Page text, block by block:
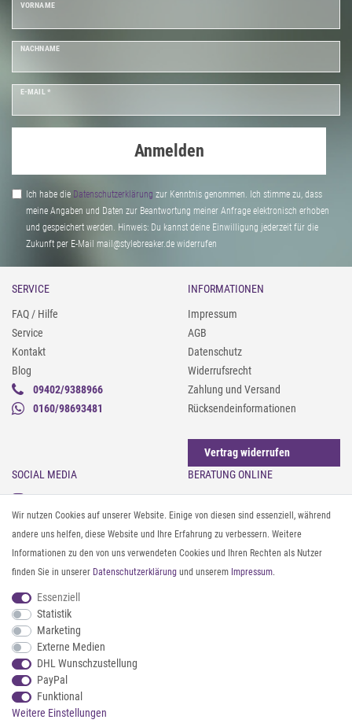
VORNAME
NACHNAME
E-MAIL *
Anmelden
Ich habe die Daten­schutz­erklärung zur Kenntnis genommen. Ich stimme zu, dass
meine Angaben und Daten zur Beantwortung meiner Anfrage elektronisch erhoben
und gespeichert werden. Hinweis: Du kannst deine Einwilligung jederzeit für die
Zukunft per E-Mail mail@stylebreaker.de widerrufen
SERVICE
FAQ / Hilfe
Service
Kontakt
Blog
09402/9388966
0160/98693481
INFORMATIONEN
Impressum
AGB
Datenschutz
Widerrufsrecht
Zahlung und Versand
Rücksendeinformationen
Vertrag widerrufen
SOCIAL MEDIA
Instagram
Facebook
Pinterest
Twitter
Youtube
Threads
BERATUNG ONLINE
Gürtel messen & kürzen
Sonnenbrillen & UV-Schutz
Textilpflege
Textil- und Material-Guide
Geldbörse richtig organisieren
ZAHLUNG & VERSAND
Wir nutzen Cookies auf unserer Website. Einige von diesen sind essenziell, während
andere uns helfen, diese Website und Ihre Erfahrung zu verbessern. Weitere
Informationen zu den von uns verwendeten Cookies und Ihren Rechten als Nutzer
finden Sie in unserer Daten­schutz­erklärung und unserem Impressum.
Essenziell
Statistik
Marketing
Externe Medien
DHL Wunschzustellung
PayPal
Funktional
Weitere Einstellungen